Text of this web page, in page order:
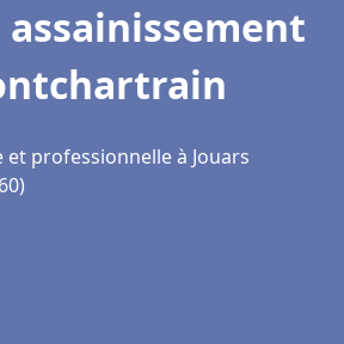
professionnelle à Jouars